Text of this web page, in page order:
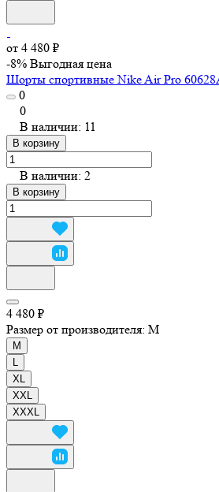
от 4 480 ₽
-8% Выгодная цена
Шорты спортивные Nike Air Pro
0
0
В наличии: 11
В корзину
В наличии: 2
В корзину
4 480 ₽
Размер от производителя: M
M
XL
XXL
XXXL